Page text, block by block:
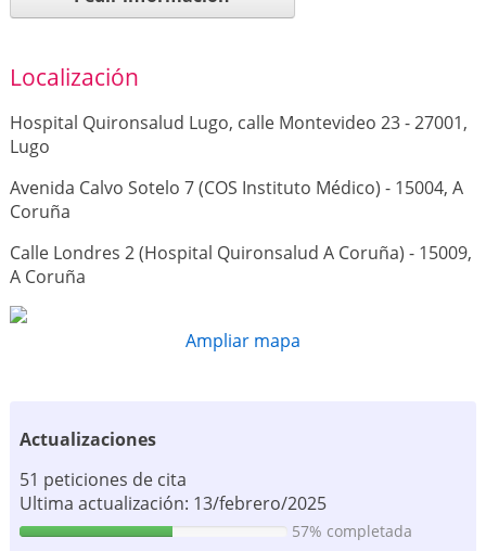
Localización
Hospital Quironsalud Lugo, calle Montevideo 23 - 27001,
Lugo
Avenida Calvo Sotelo 7 (COS Instituto Médico) - 15004, A
Coruña
Calle Londres 2 (Hospital Quironsalud A Coruña) - 15009,
A Coruña
Ampliar mapa
Actualizaciones
51 peticiones de cita
Ultima actualización: 13/febrero/2025
57% completada